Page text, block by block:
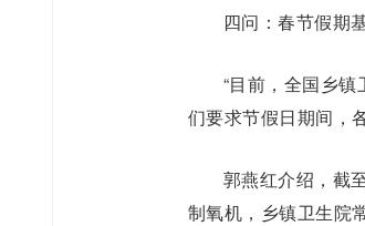
四问：春节假期
“目前，全国乡
们要求节假日期间，
郭燕红介绍，截
制氧机，乡镇卫生院